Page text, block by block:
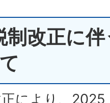
制改正に
により、